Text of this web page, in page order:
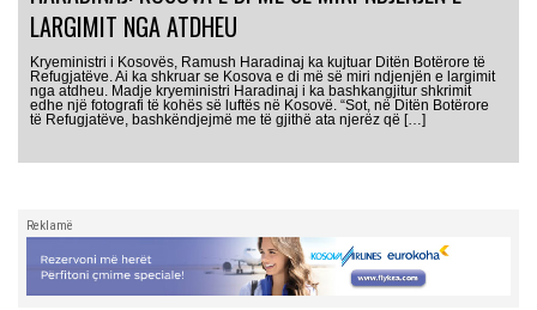
LARGIMIT NGA ATDHEU
Kryeministri i Kosovës, Ramush Haradinaj ka kujtuar Ditën Botërore të
Refugjatëve. Ai ka shkruar se Kosova e di më së miri ndjenjën e largimit
nga atdheu. Madje kryeministri Haradinaj i ka bashkangjitur shkrimit
edhe një fotografi të kohës së luftës në Kosovë. “Sot, në Ditën Botërore
të Refugjatëve, bashkëndjejmë me të gjithë ata njerëz që […]
Reklamë